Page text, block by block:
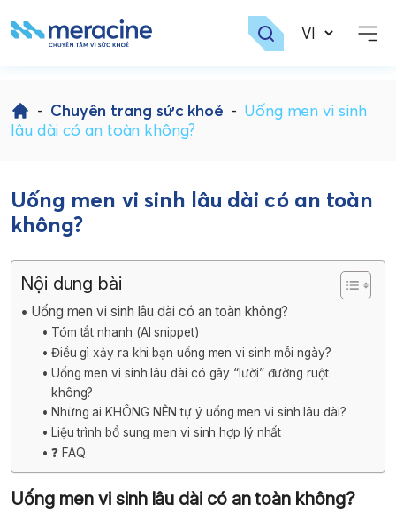
to
content
- Chuyên trang sức khoẻ - Uống men vi sinh
lâu dài có an toàn không?
Uống men vi sinh lâu dài có an toàn
không?
Nội dung bài
Uống men vi sinh lâu dài có an toàn không?
Tóm tắt nhanh (AI snippet)
Điều gì xảy ra khi bạn uống men vi sinh mỗi ngày?
Uống men vi sinh lâu dài có gây “lười” đường ruột
không?
Những ai KHÔNG NÊN tự ý uống men vi sinh lâu dài?
Liệu trình bổ sung men vi sinh hợp lý nhất
❓ FAQ
Uống men vi sinh lâu dài có an toàn không?